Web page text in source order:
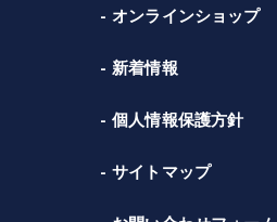
オンラインショップ
新着情報
個人情報保護方針
サイトマップ